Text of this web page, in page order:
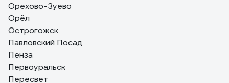
Орехово-Зуево
Орёл
Острогожск
Павловский Посад
Пенза
Первоуральск
Пересвет